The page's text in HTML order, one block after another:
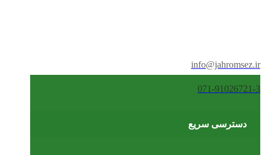
info@jahromsez.ir
071-91026721-3
دسترسی سریع